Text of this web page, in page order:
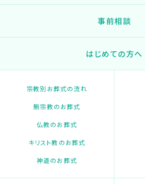
事前相談
はじめての方へ
宗教別お葬式の流れ
無宗教のお葬式
仏教のお葬式
キリスト教のお葬式
神道のお葬式